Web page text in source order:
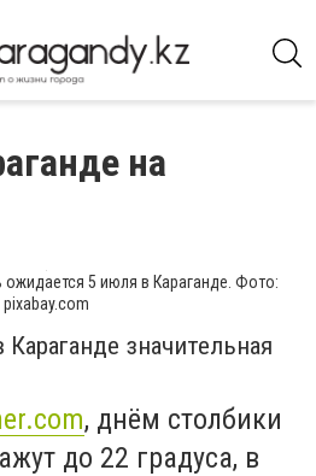
на
ожидается 5 июля в Караганде. Фото:
pixabay.com
значительная
, днём столбики
до 22 градуса, в